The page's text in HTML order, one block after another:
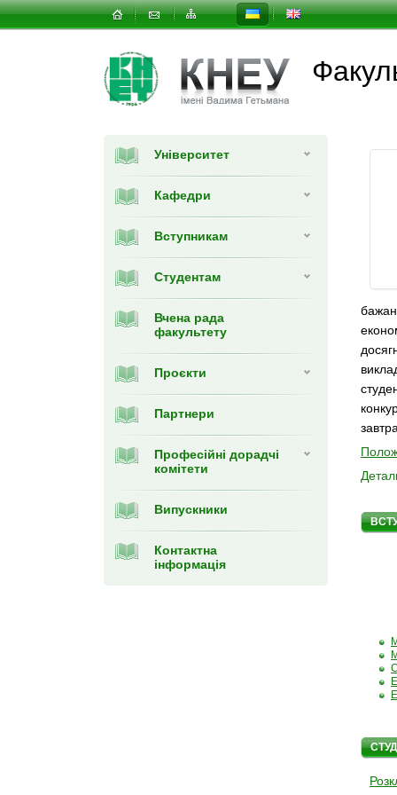
Університет
Кафедри
Вступникам
Студентам
Вчена рада
факультету
Проєкти
Партнери
Професійні дорадчі
комітети
Випускники
Контактна
інформація